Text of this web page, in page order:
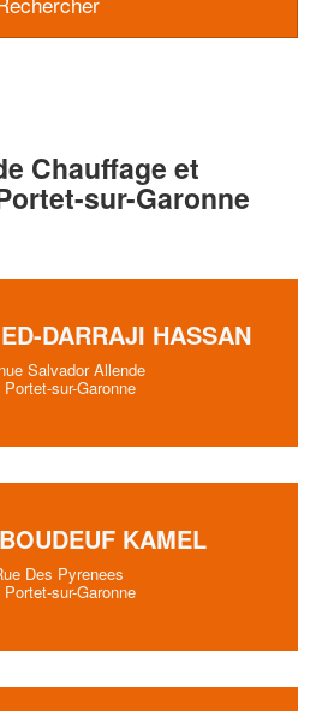
Chauffage et
sur-Garonne
DARRAJI HASSAN
Salvador Allende
Portet-sur-Garonne
KAMEL
Des Pyrenees
Portet-sur-Garonne